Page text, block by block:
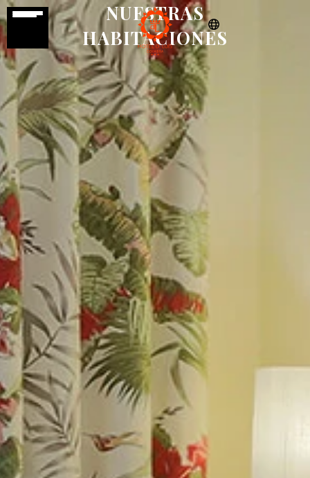
NUESTRAS
HABITACIONES